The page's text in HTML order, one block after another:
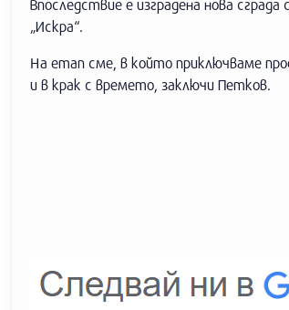
Впоследствие е изградена нова
„Искра“.
На етап сме, в който приключваме
и в крак с времето, заключи Петков.